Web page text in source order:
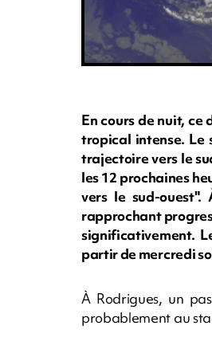
En cours de nuit, ce
tropical intense. Le
trajectoire vers le
les 12 prochaines
vers le sud-
rapprochant
significativement.
partir de mercredi
À Rodrigues, un
probablement au